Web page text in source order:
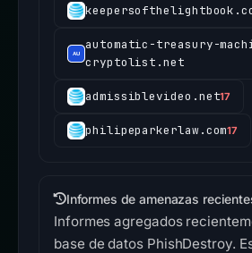
automatic-treasury-
cryptolist.net
admissiblevideo.net17
philipeparkerlaw.com17
Informes de amenazas
Informes agregados
base de datos PhishDestroy.